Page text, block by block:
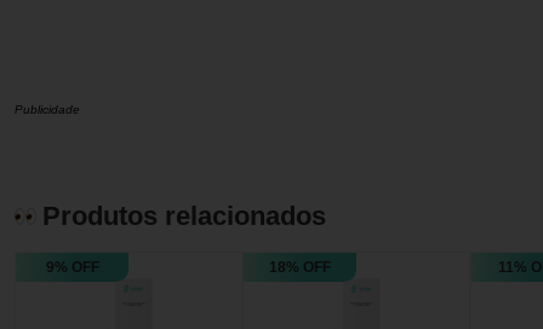
Publicidade
Produtos relacionados
9% OFF 18% OFF 11%